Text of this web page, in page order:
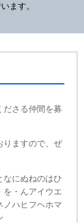
ます。
ださる仲間を募
りますので、ぜ
なにぬねのはひ
を・んアイウエ
ノハヒフヘホマ